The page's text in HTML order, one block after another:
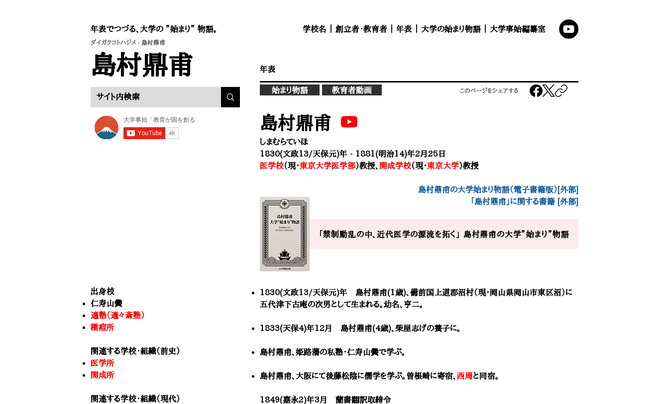
年表でつづる、大学の ”始まり” 物語。 学校名 創立者・教育者 年表 大学の始まり物語 大学事始編纂室
ダイガクコトハジメ - 島村鼎甫
島村鼎甫
出身校
仁寿山黌
適塾（適々斎塾）
種痘所
関連する学校・組織（前史）
医学所
開成所
関連する学校・組織（現代）
島村鼎甫
しまむらていほ
1830(文政13/天保元)年 - 1881(明治14)年2月25日
医学校（現・東京大学医学部）教授、 開成学校（現・東京大学）教授
島村鼎甫の大学始まり物語（電子書籍版）[外部]
「島村鼎甫」に関する書籍 [外部]
年表
1830(文政13/天保元)年 島村鼎甫(1歳)、備前国上道郡沼村（現・岡山県岡山市東区沼）に
五代津下古庵の次男として生まれる。幼名、亨二。
1833(天保4)年12月 島村鼎甫(4歳)、柴屋志げの養子に。
島村鼎甫、姫路藩の私塾・仁寿山黌で学ぶ。
島村鼎甫、大阪にて後藤松陰に儒学を学ぶ。曽根崎に寄宿、 西周 と同宿。
1849(嘉永2)年3月 蘭書翻訳取締令
このページをシェアする
始まり物語 教育者動画
「禁制動乱の中、近代医学の源流を拓く」​ 島村鼎甫の大学”始まり”物語